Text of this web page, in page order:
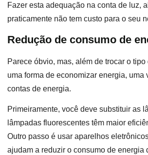
Fazer esta adequação na conta de luz,
praticamente não tem custo para o seu
Redução de consumo de
Parece óbvio, mas, além de trocar o
uma forma de economizar energia,
contas de energia.
Primeiramente, você deve substituir as
lâmpadas fluorescentes têm maior
Outro passo é usar aparelhos
ajudam a reduzir o consumo de